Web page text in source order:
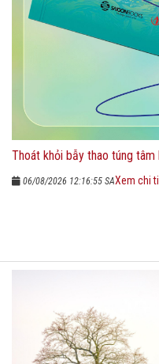
Thoát khỏi bẫy thao túng
06/08/2026 12:16:55 SAXem chi